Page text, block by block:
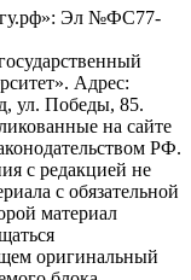
Эл №ФС77-
Адрес:
ул. Победы, 85.
на сайте
РФ.
с редакцией не
с обязательной
материал
оригинальный